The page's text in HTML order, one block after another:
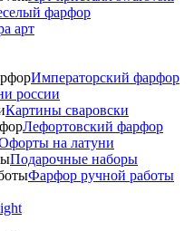
фарфор
арт
Императорский фарфор
россии
Картины сваровски
Лефортовский фарфор
на латуни
Подарочные наборы
Фарфор ручной работы